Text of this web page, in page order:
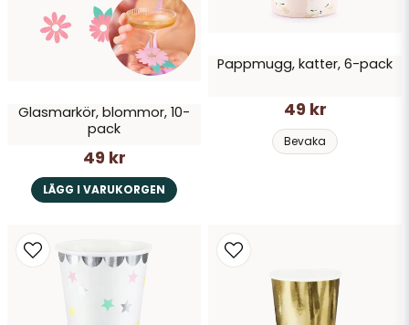
Glasmarkör, blommor, 10-
pack
49 kr
LÄGG I VARUKORGEN
Pappmugg, katter, 6-pack
49 kr
Bevaka